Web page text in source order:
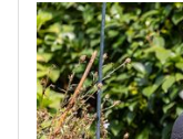
Largeur
Hauteur
Longeur